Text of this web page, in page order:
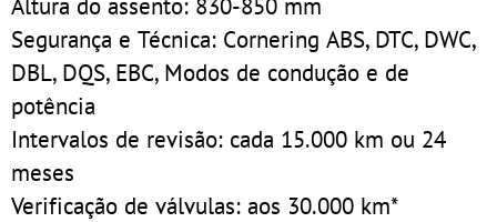
Segurança e Técnica: Cornering ABS, DTC, DWC,
DBL, DQS, EBC, Modos de condução e de
potência
Intervalos de revisão: cada 15.000 km ou 24
meses
Verificação de válvulas: aos 30.000 km*